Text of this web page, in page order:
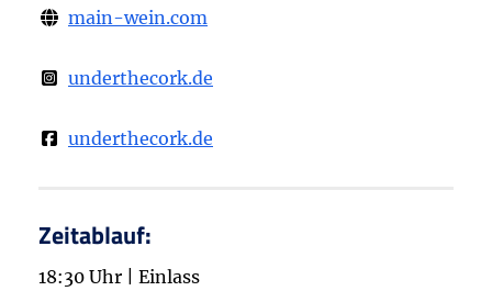
main-wein.com
underthecork.de
underthecork.de
Zeitablauf:
18:30 Uhr | Einlass